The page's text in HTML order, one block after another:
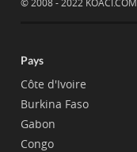
Pays
Côte d'Ivoire
Burkina Faso
Gabon
Congo